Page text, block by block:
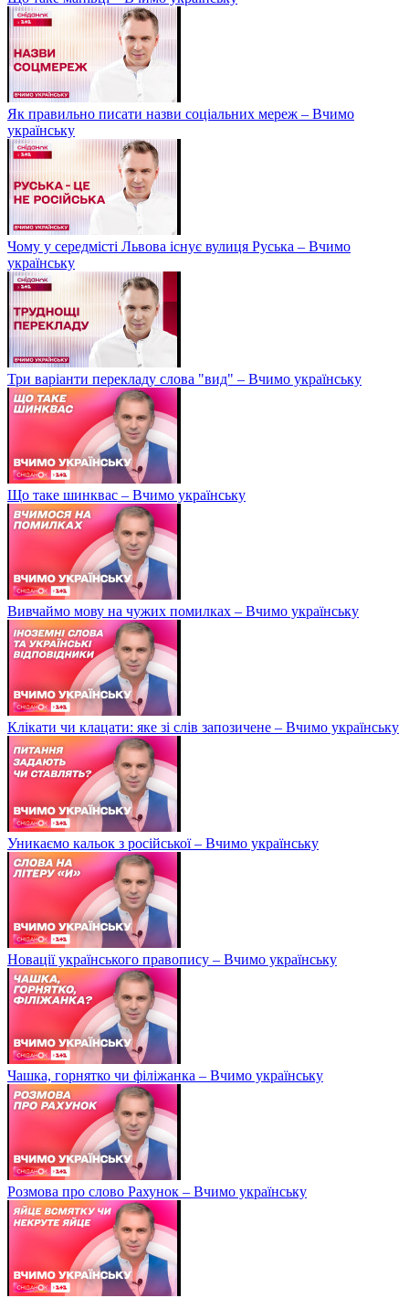
Як правильно писати назви соціальних мереж – Вчимо
українську
Чому у середмісті Львова існує вулиця Руська – Вчимо
українську
Три варіанти перекладу слова "вид" – Вчимо українську
Що таке шинквас – Вчимо українську
Вивчаймо мову на чужих помилках – Вчимо українську
Клікати чи клацати: яке зі слів запозичене – Вчимо українську
Уникаємо кальок з російської – Вчимо українську
Новації українського правопису – Вчимо українську
Чашка, горнятко чи філіжанка – Вчимо українську
Розмова про слово Рахунок – Вчимо українську